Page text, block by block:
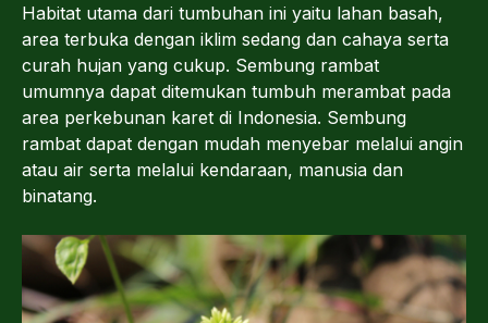
Habitat utama dari tumbuhan ini yaitu lahan basah,
area terbuka dengan iklim sedang dan cahaya serta
curah hujan yang cukup. Sembung rambat
umumnya dapat ditemukan tumbuh merambat pada
area perkebunan karet di Indonesia. Sembung
rambat dapat dengan mudah menyebar melalui angin
atau air serta melalui kendaraan, manusia dan
binatang.